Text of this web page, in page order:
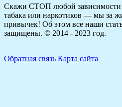
Скажи СТОП любой зависимости
табака или наркотиков — мы за
привычек! Об этом все наши
защищены. © 2014 - 2023 год.
Обратная связь Карта сайта